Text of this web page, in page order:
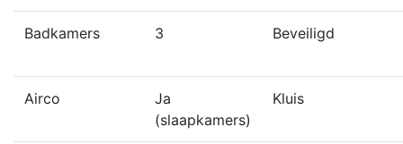
Badkamers 3 Beveiligd
Airco
Ja
(slaapkamers)
Kluis